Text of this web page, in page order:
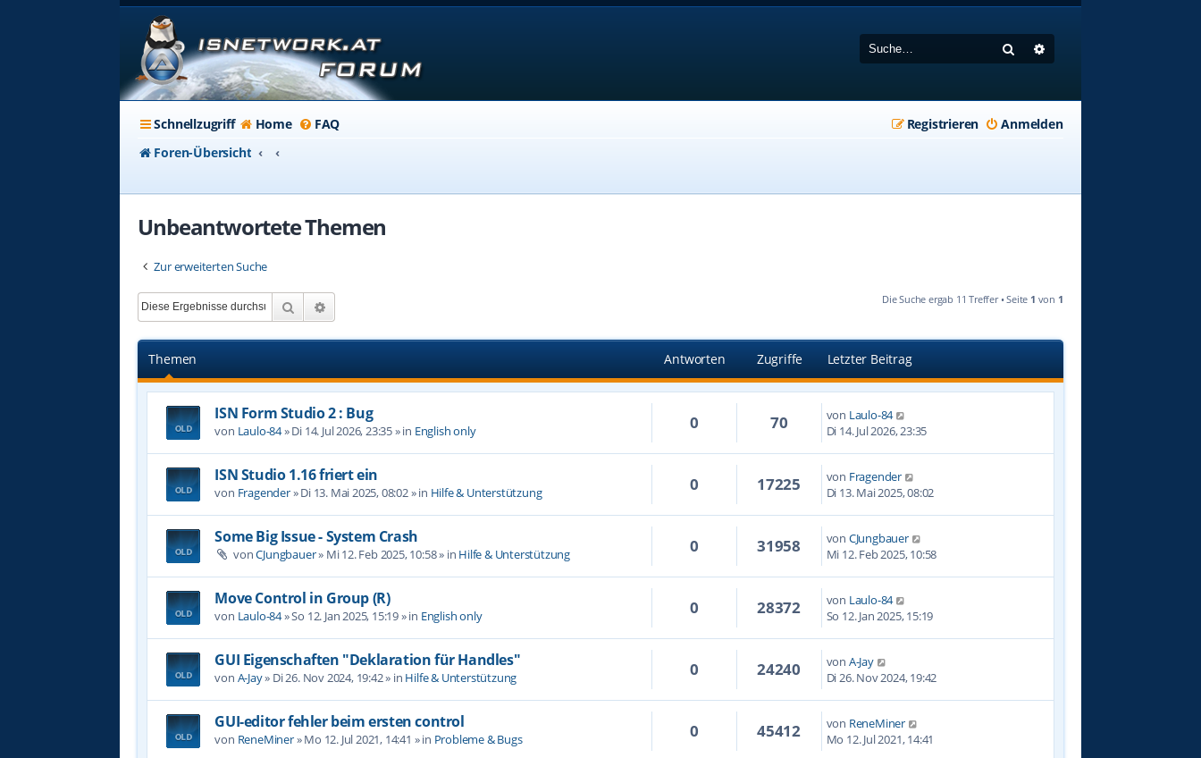
Suche
Schnellzugriff Home FAQ Anmelden
Registrieren
Foren-Übersicht
Unbeantwortete Themen
Zur erweiterten Suche
Suche Die Suche ergab 11 Treffer • Seite 1 von 1
Themen Antworten Zugriffe Letzter Beitrag
ISN Form Studio 2 : Bug
von Laulo-84»Di 14. Jul 2026, 23:35» in English only 0 70 von Laulo-84
Di 14. Jul 2026, 23:35
ISN Studio 1.16 friert ein
von Fragender»Di 13. Mai 2025, 08:02» in Hilfe & Unterstützung 0 17225 von Fragender
Di 13. Mai 2025, 08:02
Some Big Issue - System Crash
vonCJungbauer» Mi 12. Feb 2025, 10:58» in Hilfe & Unterstützung 0 31958 von CJungbauer
Mi 12. Feb 2025, 10:58
Move Control in Group (R)
von Laulo-84»So 12. Jan 2025, 15:19» in English only 0 28372 von Laulo-84
So 12. Jan 2025, 15:19
GUI Eigenschaften "Deklaration für Handles"
von A-Jay» Di 26. Nov 2024, 19:42» in Hilfe & Unterstützung 0 24240 von A-Jay
Di 26. Nov 2024, 19:42
GUI-editor fehler beim ersten control
von ReneMiner»Mo 12. Jul 2021, 14:41 » in Probleme & Bugs 0 45412 von ReneMiner
Mo 12. Jul 2021, 14:41